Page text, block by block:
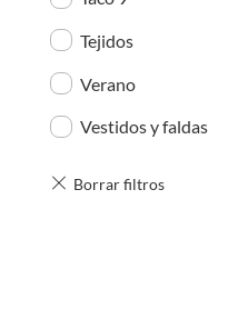
Tejidos
Verano
Vestidos y faldas